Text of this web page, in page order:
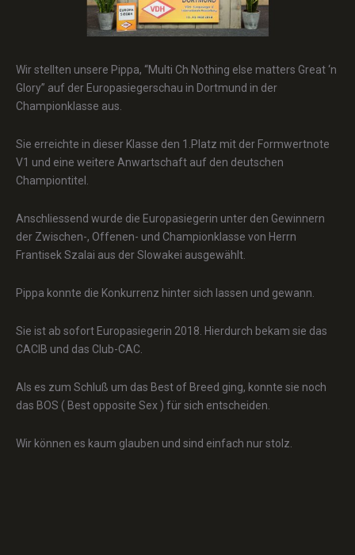
Wir stellten unsere Pippa, “Multi Ch Nothing else matters Great ‘n
Glory” auf der Europasiegerschau in Dortmund in der
Championklasse aus.
Sie erreichte in dieser Klasse den 1.Platz mit der Formwertnote
V1 und eine weitere Anwartschaft auf den deutschen
Championtitel.
Anschliessend wurde die Europasiegerin unter den Gewinnern
der Zwischen-, Offenen- und Championklasse von Herrn
Frantisek Szalai aus der Slowakei ausgewählt.
Pippa konnte die Konkurrenz hinter sich lassen und gewann.
Sie ist ab sofort Europasiegerin 2018. Hierdurch bekam sie das
CACIB und das Club-CAC.
Als es zum Schluß um das Best of Breed ging, konnte sie noch
das BOS ( Best opposite Sex ) für sich entscheiden.
Wir können es kaum glauben und sind einfach nur stolz.